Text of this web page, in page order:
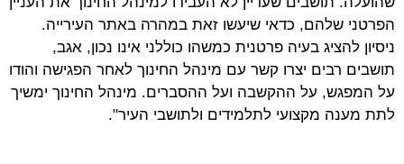
הפרטני שלהם, כדאי שיעשו זאת במהרה באתר העירייה.
ניסיון להציג בעיה פרטנית כמשהו כוללני אינו נכון, אגב,
תושבים רבים יצרו קשר עם מינהל החינוך לאחר הפגישה והודו
על המפגש, על ההקשבה ועל ההסברים. מינהל החינוך ימשיך
לתת מענה מקצועי לתלמידים ולתושבי העיר".